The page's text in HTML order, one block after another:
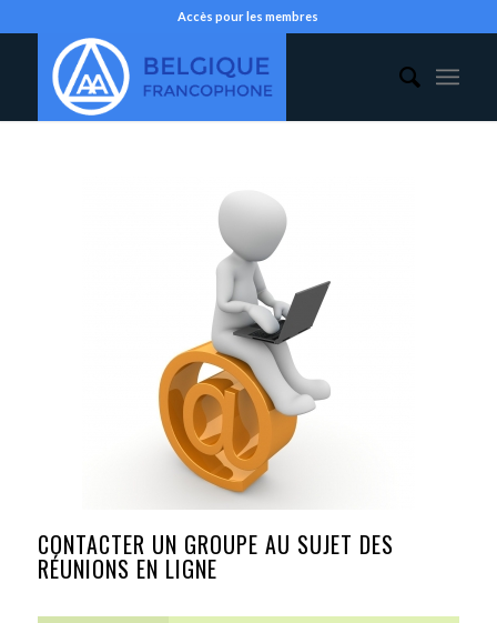
Accès pour les membres
CONTACTER UN GROUPE AU SUJET DES
RÉUNIONS EN LIGNE